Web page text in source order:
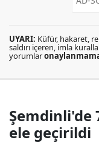
UYARI: Küfür, hakaret,
saldırı içeren, imla
yorumlar
Şemdinli'de
ele geçirildi